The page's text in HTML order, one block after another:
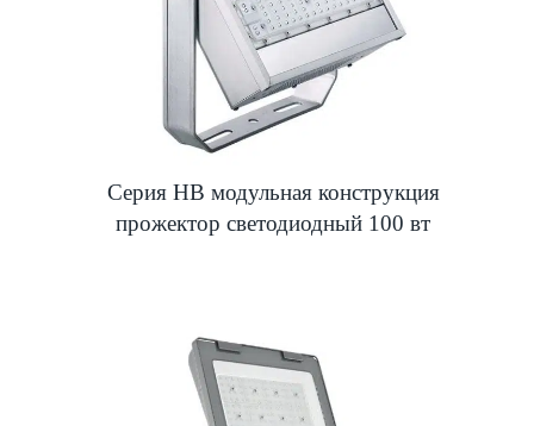
Серия HB модульная конструкция
прожектор светодиодный 100 вт